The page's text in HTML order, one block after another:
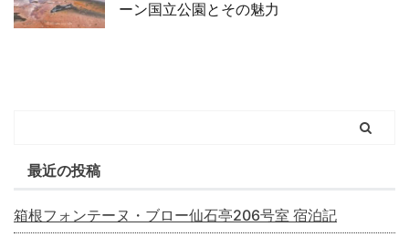
ーン国立公園とその魅力
最近の投稿
箱根フォンテーヌ・ブロー仙石亭206号室 宿泊記